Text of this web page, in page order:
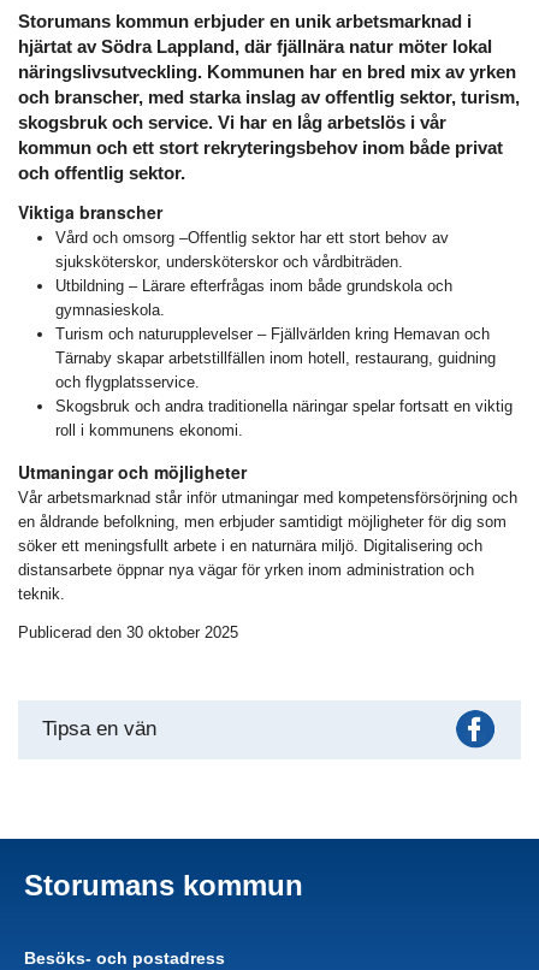
Storumans kommun erbjuder en unik arbetsmarknad i
hjärtat av Södra Lappland, där fjällnära natur möter lokal
näringslivsutveckling. Kommunen har en bred mix av yrken
och branscher, med starka inslag av offentlig sektor, turism,
skogsbruk och service. Vi har en låg arbetslös i vår
kommun och ett stort rekryteringsbehov inom både privat
och offentlig sektor.
Viktiga branscher
Vård och omsorg –Offentlig sektor har ett stort behov av
sjuksköterskor, undersköterskor och vårdbiträden.
Utbildning – Lärare efterfrågas inom både grundskola och
gymnasieskola.
Turism och naturupplevelser – Fjällvärlden kring Hemavan och
Tärnaby skapar arbetstillfällen inom hotell, restaurang, guidning
och flygplatsservice.
Skogsbruk och andra traditionella näringar spelar fortsatt en viktig
roll i kommunens ekonomi.
Utmaningar och möjligheter
Vår arbetsmarknad står inför utmaningar med kompetensförsörjning och
en åldrande befolkning, men erbjuder samtidigt möjligheter för dig som
söker ett meningsfullt arbete i en naturnära miljö. Digitalisering och
distansarbete öppnar nya vägar för yrken inom administration och
teknik.
Publicerad den 30 oktober 2025
Tipsa en vän
Storumans kommun
Besöks- och postadress